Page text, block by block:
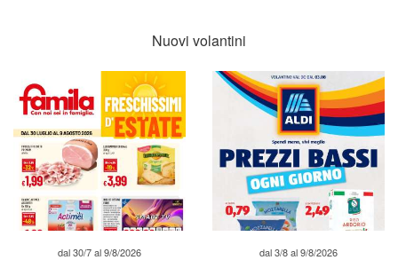
Nuovi volantini
dal 30/7 al 9/8/2026 dal 3/8 al 9/8/2026